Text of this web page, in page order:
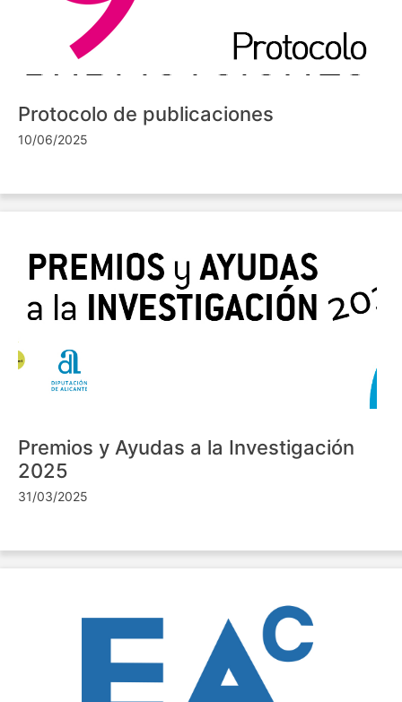
Protocolo de publicaciones
10/06/2025
Premios y Ayudas a la Investigación
2025
31/03/2025